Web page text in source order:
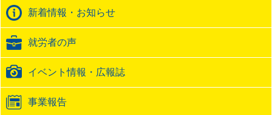
バ
ッ
URL
新着情報・お知らせ
就労者の声
イベント情報・広報誌
事業報告